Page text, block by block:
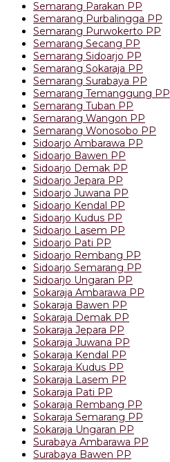
Semarang Parakan PP
Semarang Purbalingga PP
Semarang Purwokerto PP
Semarang Secang PP
Semarang Sidoarjo PP
Semarang Sokaraja PP
Semarang Surabaya PP
Semarang Temanggung PP
Semarang Tuban PP
Semarang Wangon PP
Semarang Wonosobo PP
Sidoarjo Ambarawa PP
Sidoarjo Bawen PP
Sidoarjo Demak PP
Sidoarjo Jepara PP
Sidoarjo Juwana PP
Sidoarjo Kendal PP
Sidoarjo Kudus PP
Sidoarjo Lasem PP
Sidoarjo Pati PP
Sidoarjo Rembang PP
Sidoarjo Semarang PP
Sidoarjo Ungaran PP
Sokaraja Ambarawa PP
Sokaraja Bawen PP
Sokaraja Demak PP
Sokaraja Jepara PP
Sokaraja Juwana PP
Sokaraja Kendal PP
Sokaraja Kudus PP
Sokaraja Lasem PP
Sokaraja Pati PP
Sokaraja Rembang PP
Sokaraja Semarang PP
Sokaraja Ungaran PP
Surabaya Ambarawa PP
Surabaya Bawen PP